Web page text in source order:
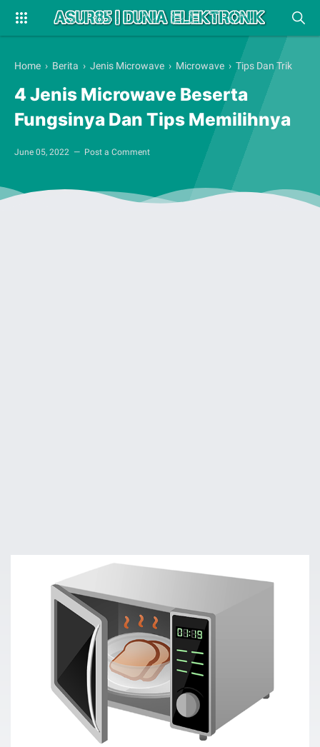
Home › Berita › Jenis Microwave › Microwave › Tips Dan Trik
4 Jenis Microwave Beserta
Fungsinya Dan Tips Memilihnya
June 05, 2022 Post a Comment